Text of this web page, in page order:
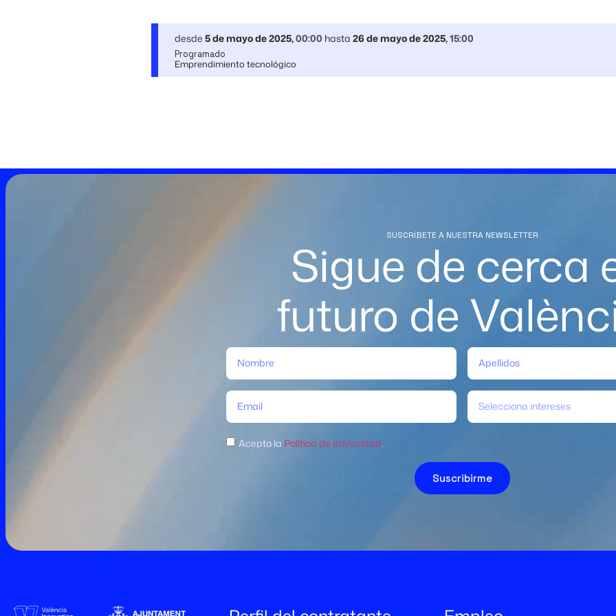
desde 5 de mayo de 2025,00:00 hasta 26 de mayo de 2025,15:00
Programado
Emprendimiento tecnológico
SUSCRÍBETE A NUESTRA NEWSLETTER
Sigue de cerca
futuro de
Selecciona intereses
Acepto la Política de privacidad
Suscribirme